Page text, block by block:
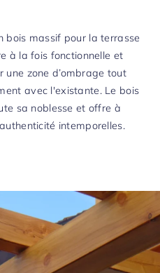
9
Bougeries
et réparations
bois massif pour la terrasse
à la fois fonctionnelle et
zone d’ombrage tout
avec l'existante. Le bois
sa noblesse et offre à
intemporelles.